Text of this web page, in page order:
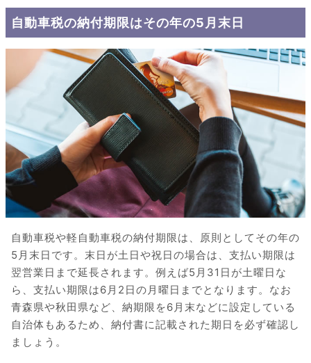
自動車税の納付期限はその年の5月末日
自動車税や軽自動車税の納付期限は、原則としてその年の
5月末日です。末日が土日や祝日の場合は、支払い期限は
翌営業日まで延長されます。例えば5月31日が土曜日な
ら、支払い期限は6月2日の月曜日までとなります。なお
青森県や秋田県など、納期限を6月末などに設定している
自治体もあるため、納付書に記載された期日を必ず確認し
ましょう。